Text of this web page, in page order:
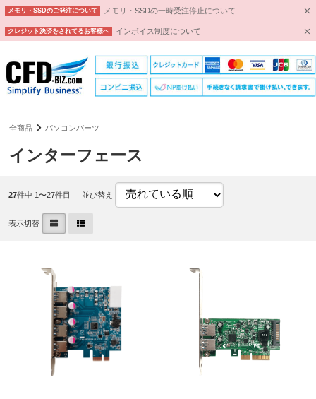
メモリ・SSDのご発注について メモリ・SSDの一時受注停止について
クレジット決済をされてるお客様へ インボイス制度について
全商品 パソコンパーツ
インターフェース
27件中 1〜27件目 並び替え
表示切替